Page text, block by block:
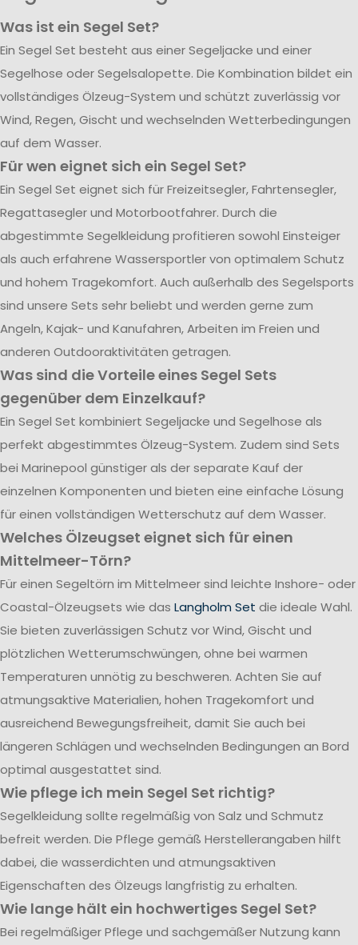
Was ist ein Segel Set?
Ein Segel Set besteht aus einer Segeljacke und einer
Segelhose oder Segelsalopette. Die Kombination bildet ein
vollständiges Ölzeug-System und schützt zuverlässig vor
Wind, Regen, Gischt und wechselnden Wetterbedingungen
auf dem Wasser.
Für wen eignet sich ein Segel Set?
Ein Segel Set eignet sich für Freizeitsegler, Fahrtensegler,
Regattasegler und Motorbootfahrer. Durch die
abgestimmte Segelkleidung profitieren sowohl Einsteiger
als auch erfahrene Wassersportler von optimalem Schutz
und hohem Tragekomfort. Auch außerhalb des Segelsports
sind unsere Sets sehr beliebt und werden gerne zum
Angeln, Kajak- und Kanufahren, Arbeiten im Freien und
anderen Outdooraktivitäten getragen.
Was sind die Vorteile eines Segel Sets
gegenüber dem Einzelkauf?
Ein Segel Set kombiniert Segeljacke und Segelhose als
perfekt abgestimmtes Ölzeug-System. Zudem sind Sets
bei Marinepool günstiger als der separate Kauf der
einzelnen Komponenten und bieten eine einfache Lösung
für einen vollständigen Wetterschutz auf dem Wasser.
Welches Ölzeugset eignet sich für einen
Mittelmeer-Törn?
Für einen Segeltörn im Mittelmeer sind leichte Inshore- oder
Coastal-Ölzeugsets wie das Langholm Set die ideale Wahl.
Sie bieten zuverlässigen Schutz vor Wind, Gischt und
plötzlichen Wetterumschwüngen, ohne bei warmen
Temperaturen unnötig zu beschweren. Achten Sie auf
atmungsaktive Materialien, hohen Tragekomfort und
ausreichend Bewegungsfreiheit, damit Sie auch bei
längeren Schlägen und wechselnden Bedingungen an Bord
optimal ausgestattet sind.
Wie pflege ich mein Segel Set richtig?
Segelkleidung sollte regelmäßig von Salz und Schmutz
befreit werden. Die Pflege gemäß Herstellerangaben hilft
dabei, die wasserdichten und atmungsaktiven
Eigenschaften des Ölzeugs langfristig zu erhalten.
Wie lange hält ein hochwertiges Segel Set?
Bei regelmäßiger Pflege und sachgemäßer Nutzung kann